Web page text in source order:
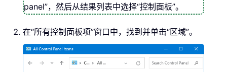
panel”，然后从结果列表中选择“控制面板”。
在“所有控制面板项”窗口中，找到并单击“区域”。